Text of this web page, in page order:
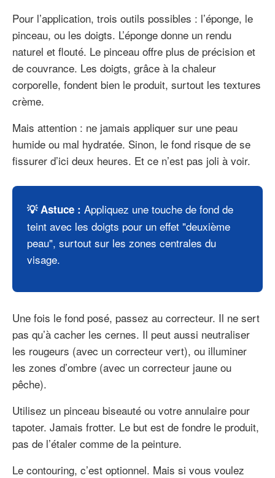
Pour l’application, trois outils possibles : l’éponge, le
pinceau, ou les doigts. L’éponge donne un rendu
naturel et flouté. Le pinceau offre plus de précision et
de couvrance. Les doigts, grâce à la chaleur
corporelle, fondent bien le produit, surtout les textures
crème.
Mais attention : ne jamais appliquer sur une peau
humide ou mal hydratée. Sinon, le fond risque de se
fissurer d’ici deux heures. Et ce n’est pas joli à voir.
💡 Astuce : Appliquez une touche de fond de
teint avec les doigts pour un effet "deuxième
peau", surtout sur les zones centrales du
visage.
Une fois le fond posé, passez au correcteur. Il ne sert
pas qu’à cacher les cernes. Il peut aussi neutraliser
les rougeurs (avec un correcteur vert), ou illuminer
les zones d’ombre (avec un correcteur jaune ou
pêche).
Utilisez un pinceau biseauté ou votre annulaire pour
tapoter. Jamais frotter. Le but est de fondre le produit,
pas de l’étaler comme de la peinture.
Le contouring, c’est optionnel. Mais si vous voulez